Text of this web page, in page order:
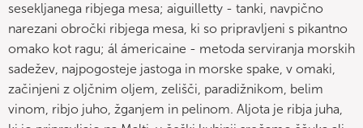
sesekljanega ribjega mesa; aiguilletty - tanki, navpično
narezani obročki ribjega mesa, ki so pripravljeni s pikantno
omako kot ragu; ál ámericaine - metoda serviranja morskih
sadežev, najpogosteje jastoga in morske spake, v omaki,
začinjeni z oljčnim oljem, zelišči, paradižnikom, belim
vinom, ribjo juho, žganjem in pelinom. Aljota je ribja juha,